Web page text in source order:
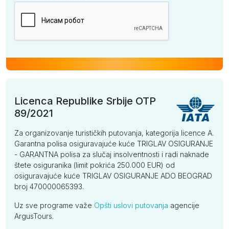
Licenca Republike Srbije OTP
89/2021
Za organizovanje turističkih putovanja, kategorija licence A.
Garantna polisa osiguravajuće kuće TRIGLAV OSIGURANJE
- GARANTNA polisa za slučaj insolventnosti i radi naknade
štete osiguranika (limit pokrića 250.000 EUR) od
osiguravajuće kuće TRIGLAV OSIGURANJE ADO BEOGRAD
broj 470000065393.
Uz sve programe važe Opšti uslovi putovanja agencije
ArgusTours.